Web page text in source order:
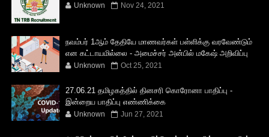
Unknown Nov 24, 2021
நவம்பர் 1ஆம் தேதியே மாணவர்கள் பள்ளிக்கு வரவேண்டும்
என கட்டாயமில்லை - அமைச்சர் அன்பில் மகேஷ் அறிவிப்பு
Unknown Oct 25, 2021
27.06.21 தமிழகத்தில் தினசரி கொரோனா பாதிப்பு -
இன்றைய பாதிப்பு எண்ணிக்கை
Unknown Jun 27, 2021